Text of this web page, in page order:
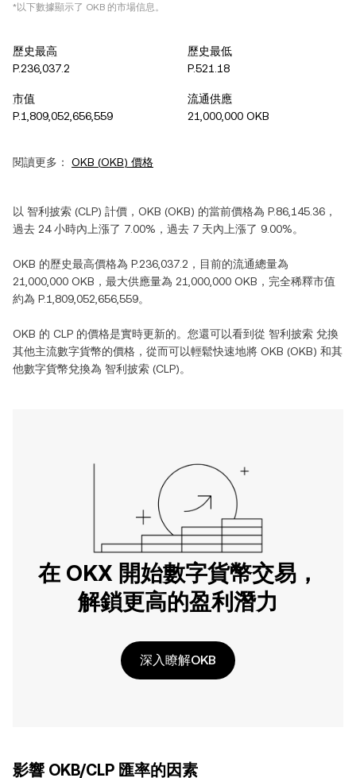
*以下數據顯示了 OKB 的市場信息。
歷史最高
P.236,037.2
歷史最低
P.521.18
市值
P.1,809,052,656,559
流通供應
21,000,000 OKB
閱讀更多： OKB (OKB) 價格
以 智利披索 (CLP) 計價， OKB (OKB) 的當前價格為 P.86,145.36 ，
過去 24 小時內 上漲了 7.00% ，過去 7 天內 上漲了 9.00%。
OKB 的歷史最高價格為 P.236,037.2 ，目前的流通總量為
21,000,000 OKB ，最大供應量為 21,000,000 OKB ，完全稀釋市值
約為 P.1,809,052,656,559。
OKB 的 CLP 的價格是實時更新的。您還可以看到從 智利披索 兌換
其他主流數字貨幣的價格，從而可以輕鬆快速地將 OKB (OKB) 和其
他數字貨幣兌換為 智利披索 (CLP)。
在 OKX 開始數字貨幣交易，
解鎖更高的盈利潛力
深入瞭解OKB
影響 OKB/CLP 匯率的因素